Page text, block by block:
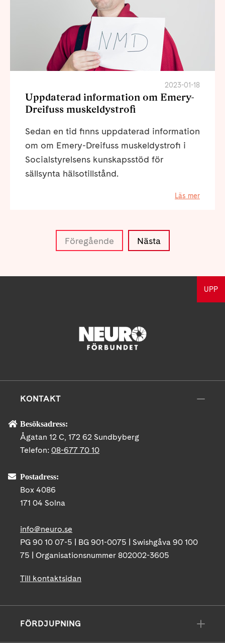
2023-01-18
Uppdaterad information om Emery-
Dreifuss muskeldystrofi
Sedan en tid finns uppdaterad information
om om Emery-Dreifuss muskeldystrofi i
Socialstyrelsens kunskapsstöd för
sällsynta hälsotillstånd.
Läs mer
Föregående Nästa
UPP
KONTAKT
Besöksadress:
Ågatan 12 C, 172 62 Sundbyberg
Telefon: 08-677 70 10
Postadress:
Box 4086
171 04 Solna
info@neuro.se
PG 90 10 07-5 | BG 901-0075 | Swishgåva 90 100
75 | Organisationsnummer 802002-3605
Till kontaktsidan
FÖRDJUPNING